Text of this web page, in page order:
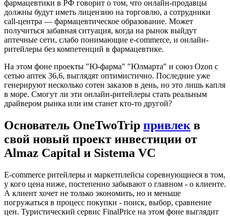
фармацевтики в РФ говорит о том, что онлайн-продавцы
должны будут иметь лицензию на торговлю, а сотрудники
call-центра — фармацевтическое образование. Может
получиться забавная ситуация, когда на рынок выйдут
аптечные сети, слабо понимающие e-commerce, и онлайн-
ритейлеры без компетенций в фармацевтике.
На этом фоне проекты "Ю-фарма" "Юлмарта" и союз Ozon с
сетью аптек 36,6, выглядят оптимистично. Последние уже
генерируют несколько сотен заказов в день, но это лишь капля
в море. Смогут ли эти онлайн-ритейлеры стать реальным
драйвером рынка или им станет кто-то другой?
Основатель OneTwoTrip привлек в
свой новый проект инвестиции от
Almaz Capital и Sistema VC
E-commerce ритейлеры и маркетплейсы соревнующиеся в том,
у кого цена ниже, постепенно забывают о главном - о клиенте.
А клиент хочет не только экономить, но и меньше
погружаться в процесс покупки - поиск, выбор, сравнение
цен. Туристический сервис FinalPrice на этом фоне выглядит